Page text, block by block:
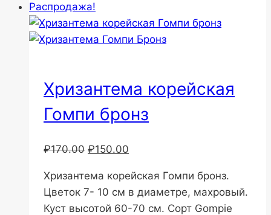
Распродажа!
Хризантема корейская
Гомпи бронз
₽170.00 Первоначальная
составляла
₽170.00.
₽150.00
₽150.00.
Хризантема корейская Гомпи бронз.
Цветок 7- 10 см в диаметре, махровый.
Куст высотой 60-70 см. Сорт Gompie